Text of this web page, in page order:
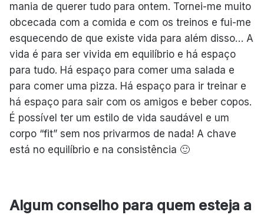
mania de querer tudo para ontem. Tornei-me muito
obcecada com a comida e com os treinos e fui-me
esquecendo de que existe vida para além disso… A
vida é para ser vivida em equilíbrio e há espaço
para tudo. Há espaço para comer uma salada e
para comer uma pizza. Há espaço para ir treinar e
há espaço para sair com os amigos e beber copos.
É possível ter um estilo de vida saudável e um
corpo “fit” sem nos privarmos de nada! A chave
está no equilíbrio e na consistência 🙂
Algum conselho para quem esteja a